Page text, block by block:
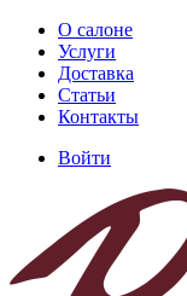
Перейти
основному
содержанию
Основная
навигация
О салоне
Услуги
Доставка
Статьи
Контакты
учётной
записи
пользователя
Войти